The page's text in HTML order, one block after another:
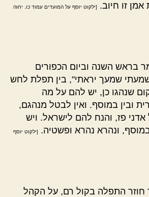
אמן זו חיוב.
[ילקוט יוסף על המועדים עמוד כו. יחוה
בראש השנה וביום הכפורים
שמעך יראתי", בין תפלת לחש
שנהגו כן, יש להם על מה
ובין במוסף. ואין לבטל מנהגם,
פז, והנח להם לישראל. ויש
ונהרא נהרא ופשטיה.
[ילקוט יוסף
חוזר התפלה בקול רם, על הקהל